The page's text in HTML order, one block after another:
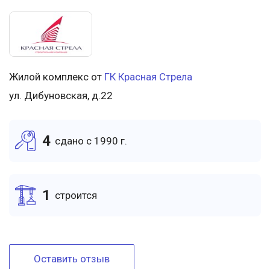
Жилой комплекс от ГК Красная Стрела
ул. Дибуновская, д.22
4 cдано c 1990 г.
1 cтроится
Оставить отзыв